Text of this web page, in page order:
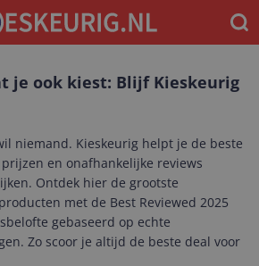
je ook kiest: Blijf Kieskeurig
niemand. Kieskeurig helpt je de beste
en onafhankelijke reviews
Ontdek hier de grootste
met de Best Reviewed 2025
gebaseerd op echte
Zo scoor je altijd de beste deal voor